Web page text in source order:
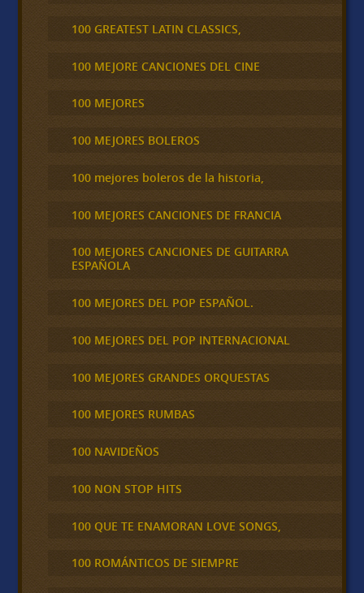
100 GREATEST LATIN CLASSICS,
100 MEJORE CANCIONES DEL CINE
100 MEJORES
100 MEJORES BOLEROS
100 mejores boleros de la historia,
100 MEJORES CANCIONES DE FRANCIA
100 MEJORES CANCIONES DE GUITARRA
ESPAÑOLA
100 MEJORES DEL POP ESPAÑOL.
100 MEJORES DEL POP INTERNACIONAL
100 MEJORES GRANDES ORQUESTAS
100 MEJORES RUMBAS
100 NAVIDEÑOS
100 NON STOP HITS
100 QUE TE ENAMORAN LOVE SONGS,
100 ROMÁNTICOS DE SIEMPRE